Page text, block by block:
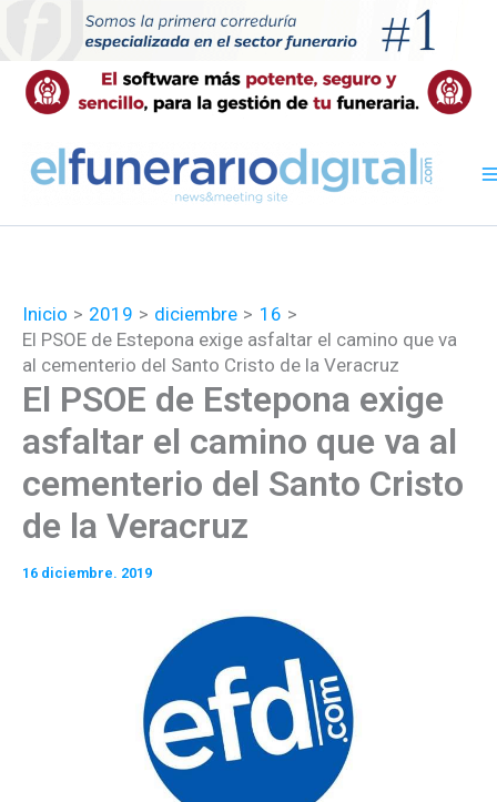
contenido
Inicio 2019 diciembre
16
El PSOE de Estepona exige asfaltar el camino que va
al cementerio del Santo Cristo de la Veracruz
El PSOE de Estepona exige
asfaltar el camino que va al
cementerio del Santo Cristo
de la Veracruz
16 diciembre. 2019